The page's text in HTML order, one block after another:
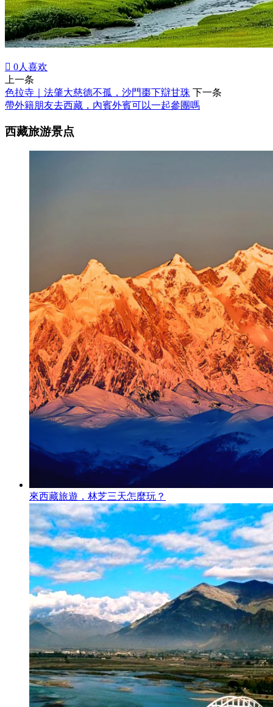
 0人喜欢
上一条
色拉寺｜法肇大慈德不孤，沙門棗下辯甘珠 下一条
帶外籍朋友去西藏，內賓外賓可以一起參團嗎
西藏旅游景点
來西藏旅遊，林芝三天怎麼玩？